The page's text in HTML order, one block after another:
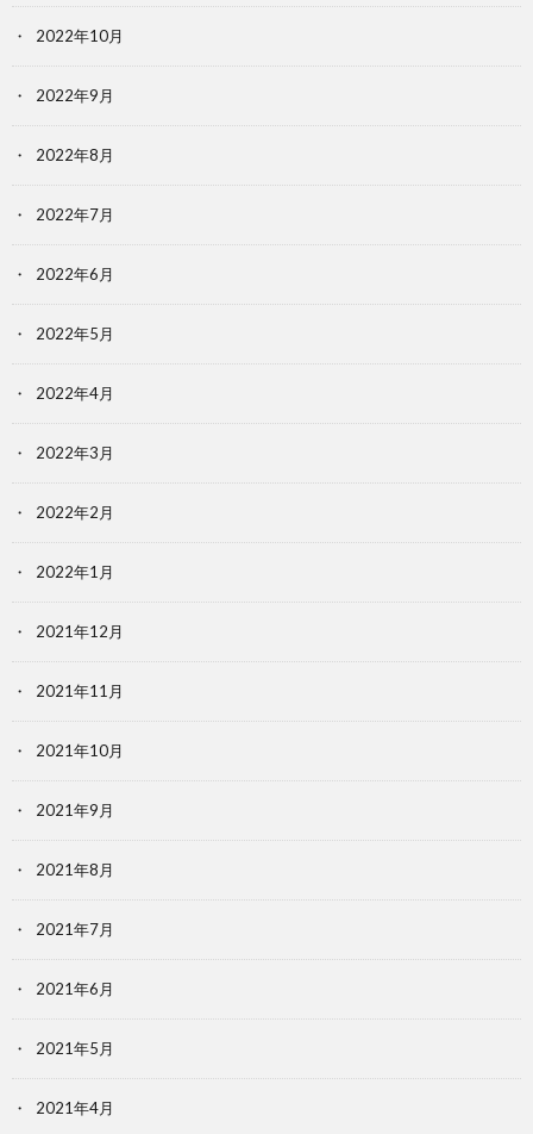
2022年10月
2022年9月
2022年8月
2022年7月
2022年6月
2022年5月
2022年4月
2022年3月
2022年2月
2022年1月
2021年12月
2021年11月
2021年10月
2021年9月
2021年8月
2021年7月
2021年6月
2021年5月
2021年4月